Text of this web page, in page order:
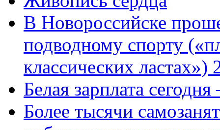
В Новороссийске
подводному спорту
классических ластах»)
Белая зарплата
Более тысячи